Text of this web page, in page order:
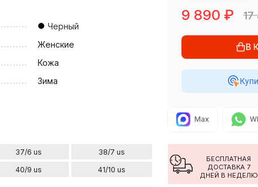
Черный
Женские
Кожа
Зима
37/6 us
38/7 us
40/9 us 41/10 us
9 890 ₽
В
Max
БЕСПЛАТНАЯ
ДОСТАВКА 7
ДНЕЙ В НЕДЕЛЮ